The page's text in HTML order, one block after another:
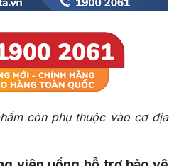
còn phụ thuộc vào cơ địa